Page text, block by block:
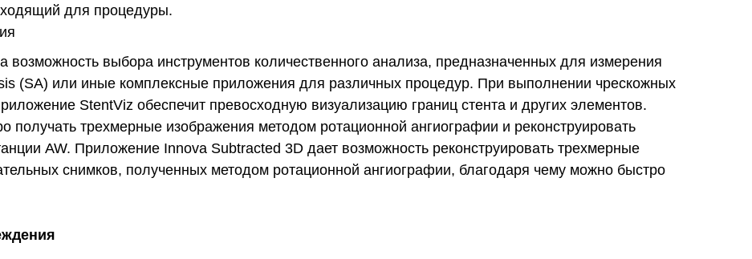
для процедуры.
возможность выбора инструментов количественного анализа, предназначенных для измерения
(SA) или иные комплексные приложения для различных процедур. При выполнении чрескожных
StentViz обеспечит превосходную визуализацию границ стента и других элементов.
получать трехмерные изображения методом ротационной ангиографии и реконструировать
AW. Приложение Innova Subtracted 3D дает возможность реконструировать трехмерные
снимков, полученных методом ротационной ангиографии, благодаря чему можно быстро